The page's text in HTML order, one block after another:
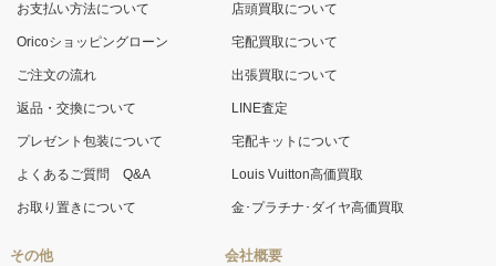
お支払い方法について
Oricoショッピングローン
ご注文の流れ
返品・交換について
プレゼント包装について
よくあるご質問 Q&A
お取り置きについて
その他
店頭買取について
宅配買取について
出張買取について
LINE査定
宅配キットについて
Louis Vuitton高価買取
金･プラチナ･ダイヤ高価買取
会社概要